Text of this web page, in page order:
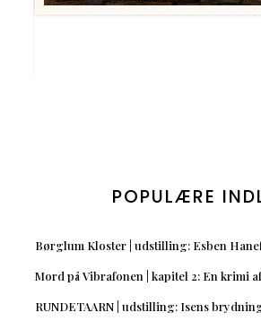
POPULÆRE
Børglum Kloster | udstilling: Esben
Mord på Vibrafonen | kapitel 2: En krimi
RUNDETAARN | udstilling: Isens